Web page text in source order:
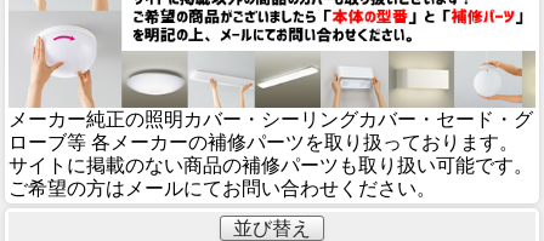
メーカー純正の照明カバー・シーリングカバー・セード・グ
ローブ等 各メーカーの補修パーツを取り扱っております。
サイトに掲載のない商品の補修パーツも取り扱い可能です。
ご希望の方はメールにてお問い合わせください。
並び替え